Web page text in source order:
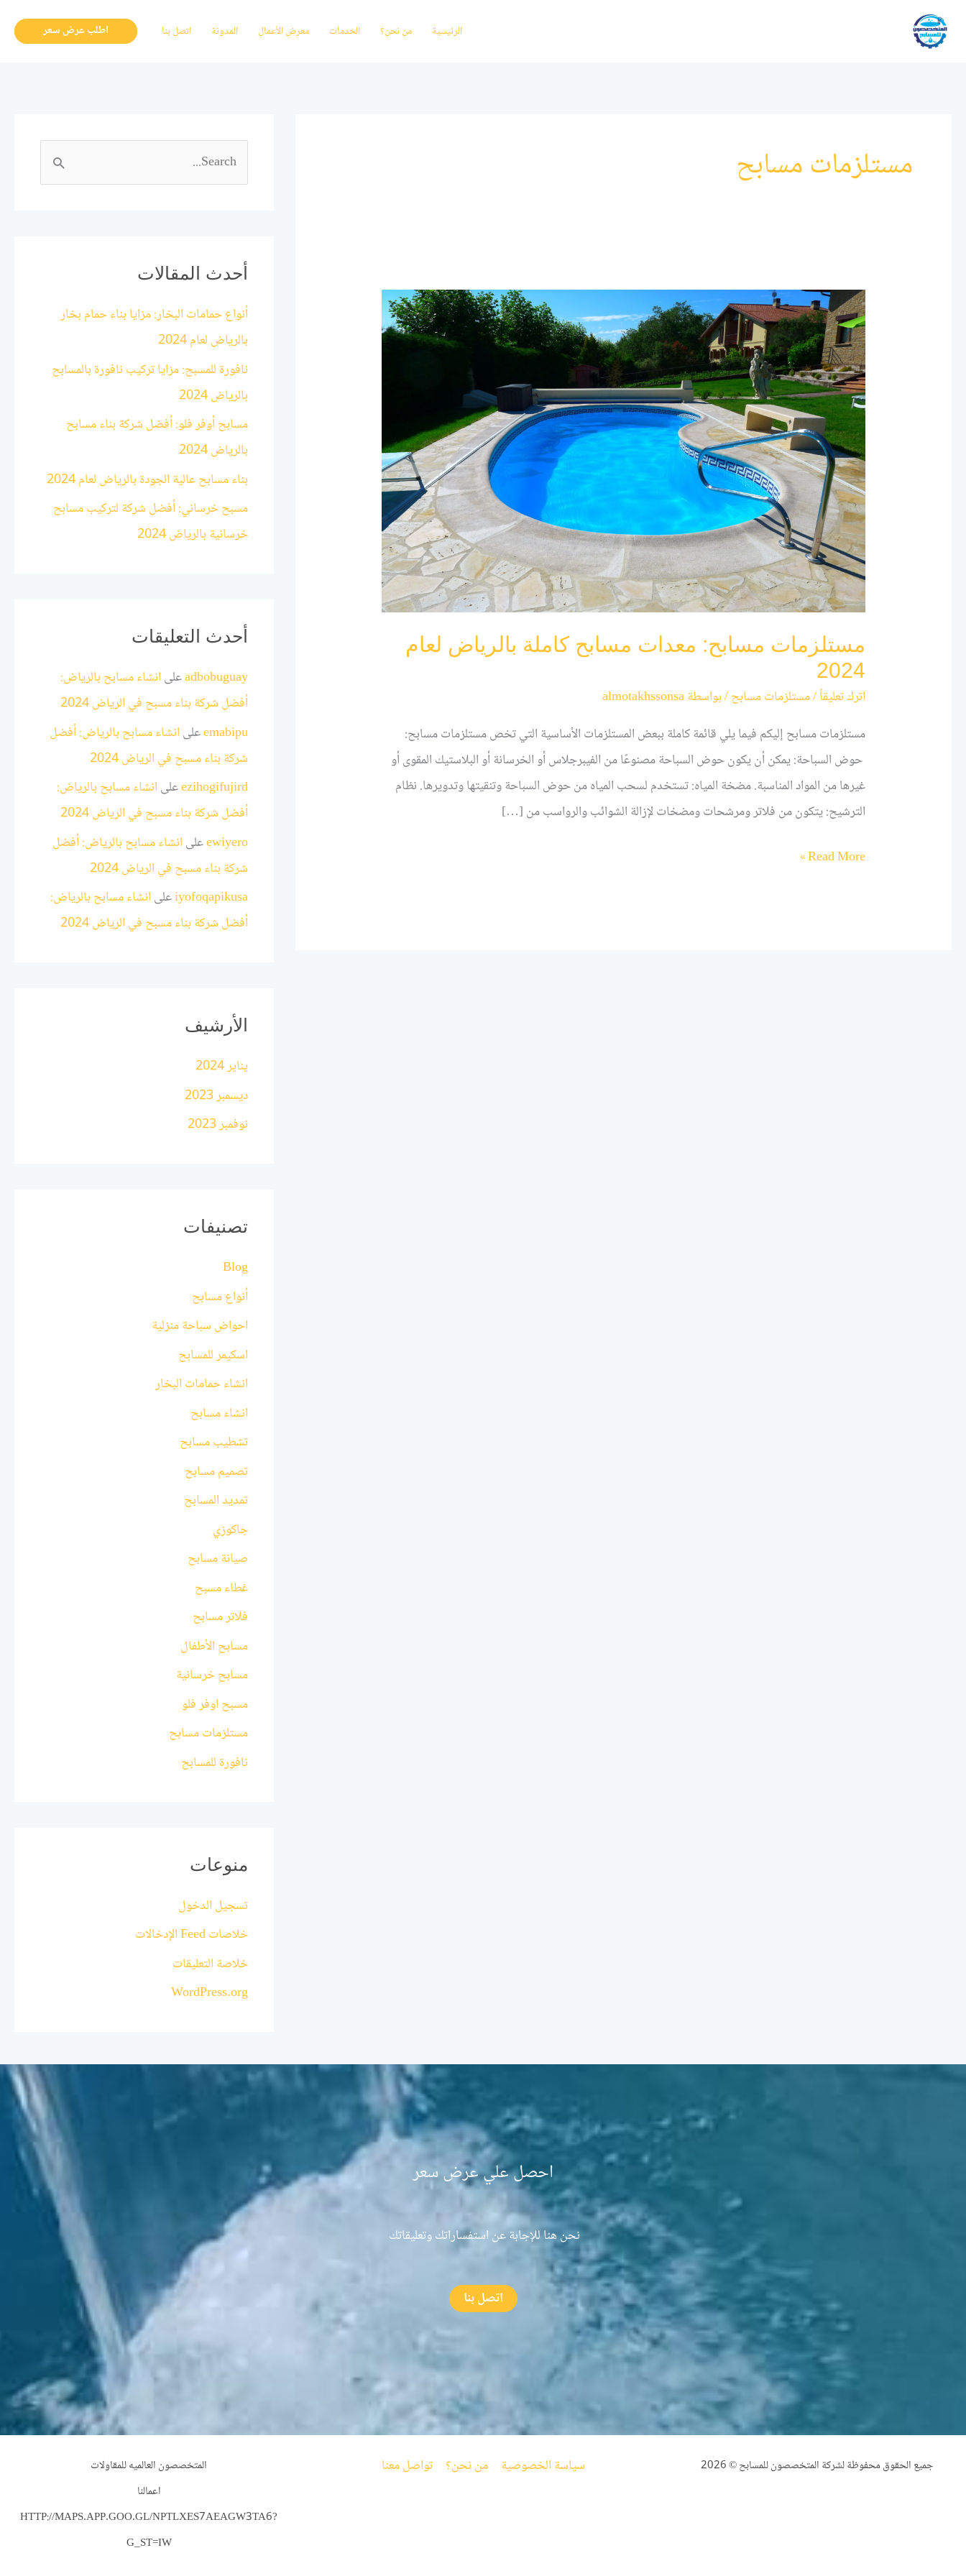
تخطي
الرئيسية من نحن؟ الخدمات معرض الأعمال المدونة اتصل بنا اطلب عرض سعر
مستلزمات مسابح
مستلزمات مسابح: معدات مسابح كاملة بالرياض لعام
2024
اترك تعليقاً/مستلزمات مسابح/ بواسطةalmotakhssonsa
مستلزمات مسابح إليكم فيما يلي قائمة كاملة ببعض المستلزمات الأساسية التي تخص مستلزمات مسابح:
حوض السباحة: يمكن أن يكون حوض السباحة مصنوعًا من الفيبرجلاس أو الخرسانة أو البلاستيك المقوى أو
غيرها من المواد المناسبة. مضخة المياه: تستخدم لسحب المياه من حوض السباحة وتنقيتها وتدويرها. نظام
الترشيح: يتكون من فلاتر ومرشحات ومضخات لإزالة الشوائب والرواسب من […]
مستلزمات
مسابح:
معدات
مسابح
كاملة
بالرياض
لعام
2024
Read More »
ل
ث
ن
:
أحدث المقالات
أنواع حمامات البخار: مزايا بناء حمام بخار
بالرياض لعام 2024
نافورة للمسبح: مزايا تركيب نافورة بالمسابح
بالرياض 2024
مسابح أوفر فلو: أفضل شركة بناء مسابح
بالرياض 2024
بناء مسابح عالية الجودة بالرياض لعام 2024
مسبح خرساني: أفضل شركة لتركيب مسابح
خرسانية بالرياض 2024
أحدث التعليقات
adbobuguayعلى انشاء مسابح بالرياض:
أفضل شركة بناء مسبح في الرياض 2024
emabipuعلى انشاء مسابح بالرياض: أفضل
شركة بناء مسبح في الرياض 2024
ezihogifujirdعلى انشاء مسابح بالرياض:
أفضل شركة بناء مسبح في الرياض 2024
ewiyeroعلى انشاء مسابح بالرياض: أفضل
شركة بناء مسبح في الرياض 2024
iyofoqapikusaعلى انشاء مسابح بالرياض:
أفضل شركة بناء مسبح في الرياض 2024
الأرشيف
يناير 2024
ديسمبر 2023
نوفمبر 2023
تصنيفات
Blog
أنواع مسابح
احواض سباحة منزلية
اسكيمر للمسابح
انشاء حمامات البخار
انشاء مسابح
تشطيب مسابح
تصميم مسابح
تمديد المسابح
جاكوزي
صيانة مسابح
غطاء مسبح
فلاتر مسابح
مسابح الأطفال
مسابح خرسانية
مسبح اوفر فلو
مستلزمات مسابح
نافورة للمسابح
منوعات
تسجيل الدخول
خلاصات Feed الإدخالات
خلاصة التعليقات
WordPress.org
احصل علي عرض سعر
نحن هنا للإجابة عن استفساراتك وتعليقاتك
اتصل بنا
جميع الحقوق محفوظة لشركة المتخصصون للمسابح © 2026 سياسة الخصوصية من نحن؟ تواصل معنا
المتخصصون العالميه للمقاولات
اعمالنا
HTTP://MAPS.APP.GOO.GL/NPTLXES7AEAGW3TA6?
G_ST=IW